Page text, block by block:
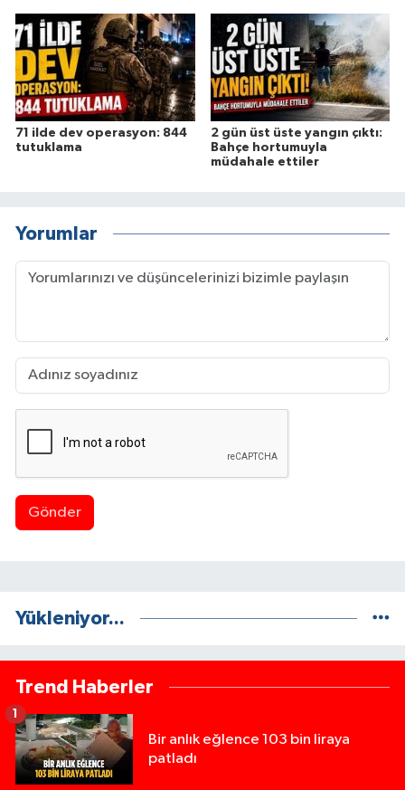
71 ilde dev operasyon: 844
tutuklama
2 gün üst üste yangın çıktı:
Bahçe hortumuyla
müdahale ettiler
Yorumlar
Gönder
Yükleniyor...
Trend Haberler
Bir anlık eğlence 103 bin liraya
patladı
1